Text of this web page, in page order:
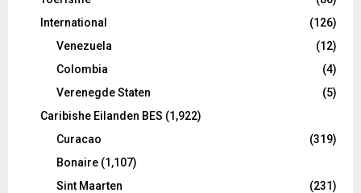
International
(126)
Venezuela
(12)
Colombia
(4)
Verenegde Staten
(5)
Caribishe Eilanden BES (1,922)
Curacao
(319)
Bonaire (1,107)
Sint Maarten
(231)